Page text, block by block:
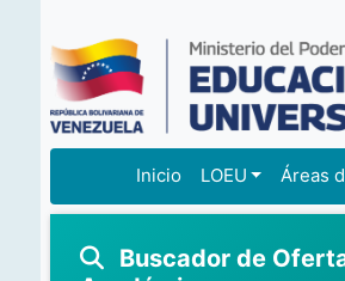
Inicio LOEU Áreas
Buscador de